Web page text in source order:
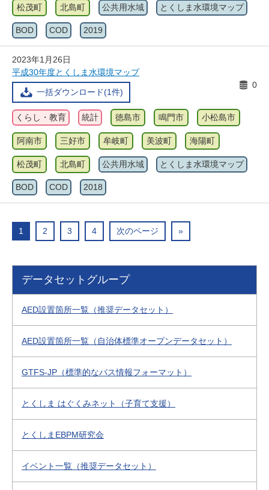
松茂町 北島町 公共用水域 とくしま水環境マップ
BOD COD 2019
2023年1月26日
平成30年度とくしま水環境マップ
一括ダウンロード(1件)
0
くらし・教育 統計 徳島市 鳴門市 小松島市
阿南市 三好市 牟岐町 美波町 海陽町
松茂町 北島町 公共用水域 とくしま水環境マップ
BOD COD 2018
1 2 3 4 次のページ »
データセットグループ
AED設置箇所一覧（推奨データセット）
AED設置箇所一覧（自治体標準オープンデータセット）
GTFS-JP（標準的なバス情報フォーマット）
とくしま はぐくみネット（子育て支援）
とくしまEBPM研究会
イベント一覧（推奨データセット）